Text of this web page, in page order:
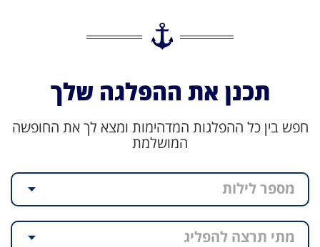
תכנן את ההפלגה שלך
חפש בין כל ההפלגות המדהימות ומצא לך את החופשה
המושלמת
מספר לילות
מתי תרצה להפליג